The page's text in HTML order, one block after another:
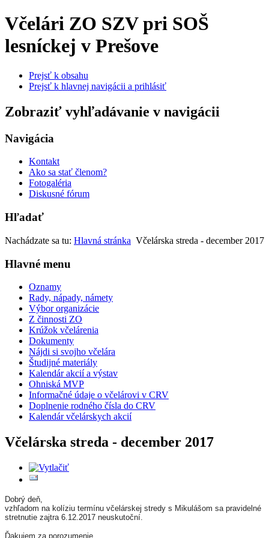
Včelári ZO SZV pri SOŠ
lesníckej v Prešove
Prejsť k obsahu
Prejsť k hlavnej navigácii a prihlásiť
Zobraziť vyhľadávanie v navigácii
Navigácia
Kontakt
Ako sa stať členom?
Fotogaléria
Diskusné fórum
Hľadať
Nachádzate sa tu: Hlavná stránka Včelárska streda - december 2017
Hlavné menu
Oznamy
Rady, nápady, námety
Výbor organizácie
Z činnosti ZO
Krúžok včelárenia
Dokumenty
Nájdi si svojho včelára
Študijné materiály
Kalendár akcií a výstav
Ohniská MVP
Informačné údaje o včelárovi v CRV
Doplnenie rodného čísla do CRV
Kalendár včelárskych akcií
Včelárska streda - december 2017
Dobrý deň,
vzhľadom na kolíziu termínu včelárskej stredy s Mikulášom sa pravidelné
stretnutie zajtra 6.12.2017 neuskutoční.
Ďakujem za porozumenie